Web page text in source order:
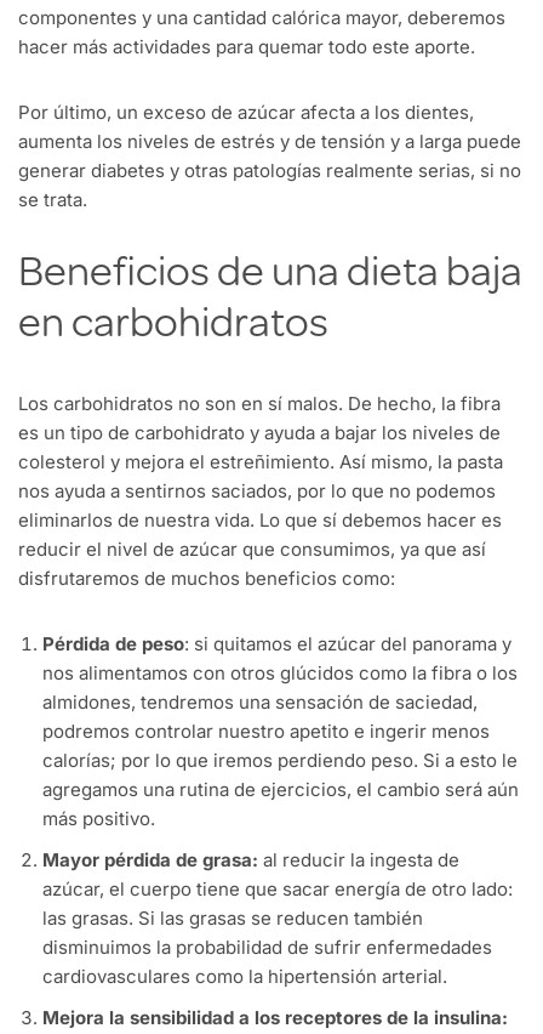
componentes y una cantidad calórica mayor, deberemos
hacer más actividades para quemar todo este aporte.
Por último, un exceso de azúcar afecta a los dientes,
aumenta los niveles de estrés y de tensión y a larga puede
generar diabetes y otras patologías realmente serias, si no
se trata.
Beneficios de una dieta baja
en carbohidratos
Los carbohidratos no son en sí malos. De hecho, la fibra
es un tipo de carbohidrato y ayuda a bajar los niveles de
colesterol y mejora el estreñimiento. Así mismo, la pasta
nos ayuda a sentirnos saciados, por lo que no podemos
eliminarlos de nuestra vida. Lo que sí debemos hacer es
reducir el nivel de azúcar que consumimos, ya que así
disfrutaremos de muchos beneficios como:
Pérdida de peso: si quitamos el azúcar del panorama y
nos alimentamos con otros glúcidos como la fibra o los
almidones, tendremos una sensación de saciedad,
podremos controlar nuestro apetito e ingerir menos
calorías; por lo que iremos perdiendo peso. Si a esto le
agregamos una rutina de ejercicios, el cambio será aún
más positivo.
Mayor pérdida de grasa: al reducir la ingesta de
azúcar, el cuerpo tiene que sacar energía de otro lado:
las grasas. Si las grasas se reducen también
disminuimos la probabilidad de sufrir enfermedades
cardiovasculares como la hipertensión arterial.
Mejora la sensibilidad a los receptores de la insulina: